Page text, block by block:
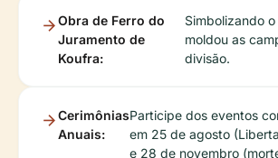
Obra de Ferro do
Juramento de
Koufra:
Simbolizando
moldou as
divisão.
Cerimônias
Anuais:
Participe dos eventos
em 25 de agosto
e 28 de novembro